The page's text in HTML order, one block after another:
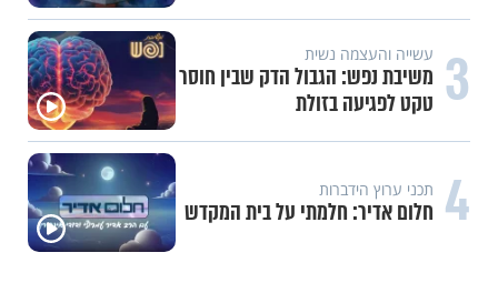
3 עשייה והעצמה נשית
משיבת נפש: הגבול הדק שבין חוסר
טקט לפגיעה בזולת
4 תכני ערוץ הידברות
חלום אדיר: חלמתי על בית המקדש